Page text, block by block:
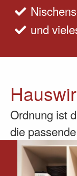
und
Ordnung ist
die